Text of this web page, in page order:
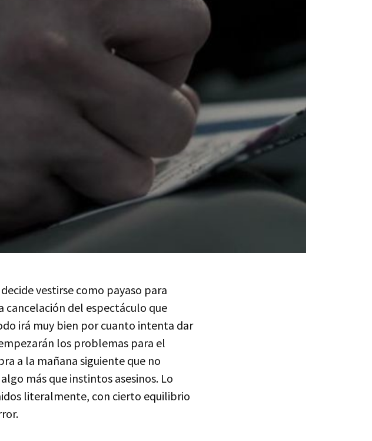
vestirse como payaso para
cancelación del espectáculo que
irá muy bien por cuanto intenta dar
los problemas para el
a la mañana siguiente que no
más que instintos asesinos. Lo
literalmente, con cierto equilibrio